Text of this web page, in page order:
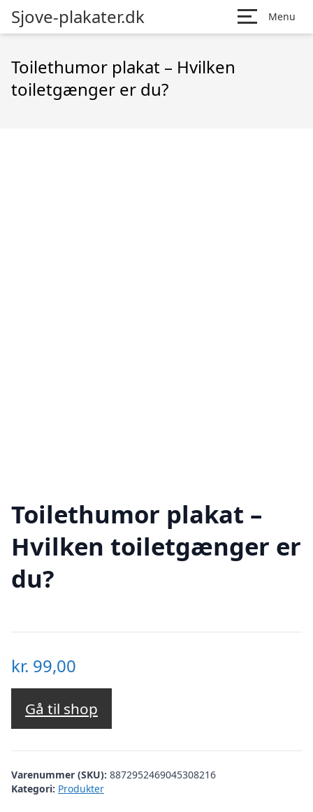
Sjove-plakater.dk Menu
Toilethumor plakat – Hvilken
toiletgænger er du?
Toilethumor plakat –
Hvilken toiletgænger er
du?
kr. 99,00
Gå til shop
Varenummer (SKU): 8872952469045308216
Kategori: Produkter